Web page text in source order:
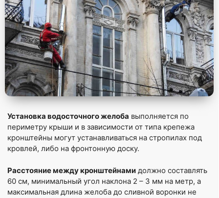
Установка водосточного желоба выполняется по
периметру крыши и в зависимости от типа крепежа
кронштейны могут устанавливаться на стропилах под
кровлей, либо на фронтонную доску.
Расстояние между кронштейнами должно составлять
60 см, минимальный угол наклона 2 – 3 мм на метр, а
максимальная длина желоба до сливной воронки не